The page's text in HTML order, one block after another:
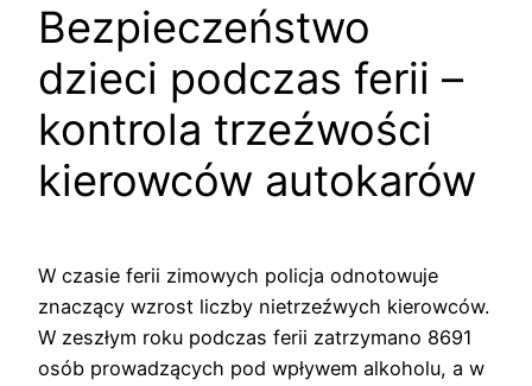
Bezpieczeństwo
dzieci podczas ferii –
kontrola trzeźwości
kierowców autokarów
W czasie ferii zimowych policja odnotowuje
znaczący wzrost liczby nietrzeźwych kierowców.
W zeszłym roku podczas ferii zatrzymano 8691
osób prowadzących pod wpływem alkoholu, a w